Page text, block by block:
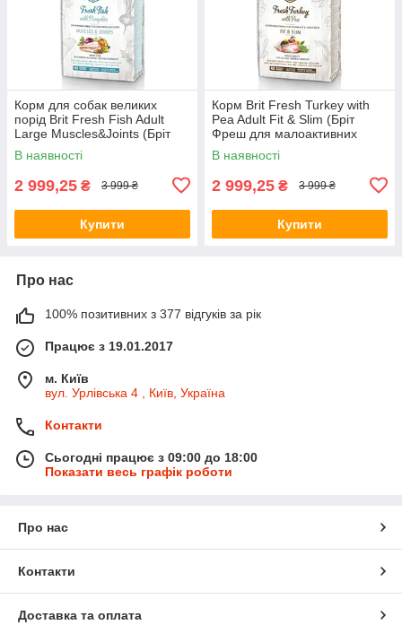
Корм для собак великих
порід Brit Fresh Fish Adult
Large Muscles&Joints (Бріт
Фреш з рибою), 12кг.
В наявності
2 999,25 ₴ 3 999 ₴
Купити
Корм Brit Fresh Turkey with
Pea Adult Fit & Slim (Бріт
Фреш для малоактивних
собак з індичкою),12кг.
В наявності
2 999,25 ₴ 3 999 ₴
Купити
Про нас
100% позитивних з 377 відгуків за рік
Працює з 19.01.2017
м. Київ
вул. Урлівська 4 , Київ, Україна
Контакти
Сьогодні працює з 09:00 до 18:00
Показати весь графік роботи
Про нас
Контакти
Доставка та оплата